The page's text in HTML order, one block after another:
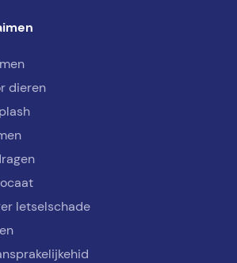
dieren
letselschade